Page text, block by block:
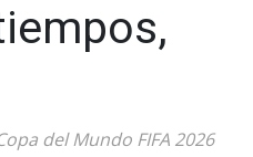
del Mundo FIFA 2026